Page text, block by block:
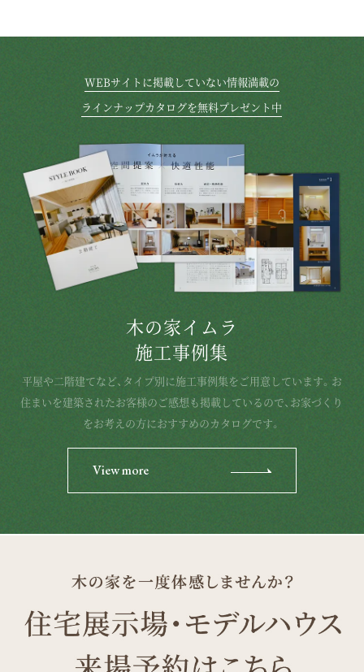
WEBサイトに掲載していない情報満載の
ラインナップカタログを無料プレゼント中
木の家イムラ
施工事例集
平屋や二階建てなど、タイプ別に施工事例集をご用意しています。お
住まいを建築されたお客様のご感想も掲載しているので、お家づくり
をお考えの方におすすめのカタログです。
View more